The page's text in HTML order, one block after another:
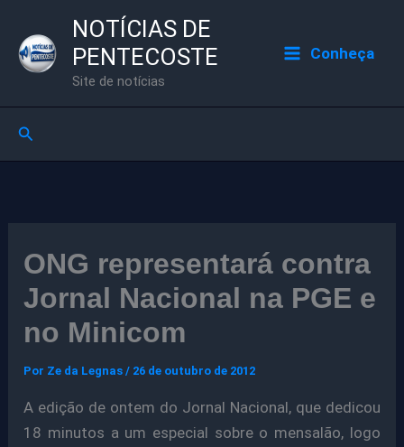
para
NOTÍCIAS DE
PENTECOSTE
Site de notícias
Conheça
Pesquisar
ONG representará contra
Jornal Nacional na PGE e
no Minicom
Por Ze da Legnas/ 26 de outubro de 2012
A edição de ontem do Jornal Nacional, que dedicou
18 minutos a um especial sobre o mensalão, logo